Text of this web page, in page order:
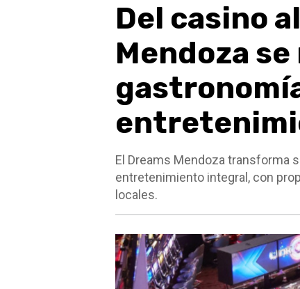
Del casino
Mendoza
El Dreams Mendoza transforma
entretenimiento integral, con
locales.